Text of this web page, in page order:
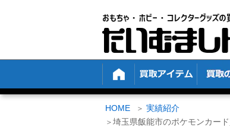
HOME
実績紹介
埼玉県飯能市のポケモンカー